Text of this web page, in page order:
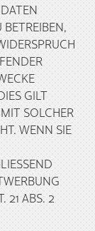
GILT
SOLCHER
WENN SIE
21 ABS. 2